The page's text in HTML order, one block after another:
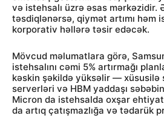
və istehsalı üzrə əsas mərkəzidir.
təsdiqlənərsə, qiymət artımı həm
korporativ həllərə təsir edəcək.
Mövcud məlumatlara görə,
istehsalını cəmi 5% artırmağı
kəskin şəkildə yüksəlir — xüsusilə
serverləri və HBM yaddaşı
Micron da istehsalda oxşar
da artıq çatışmazlığa və tədarük